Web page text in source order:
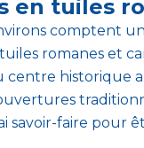
en tuiles
comptent
romanes et
centre historique
savoir-faire pour